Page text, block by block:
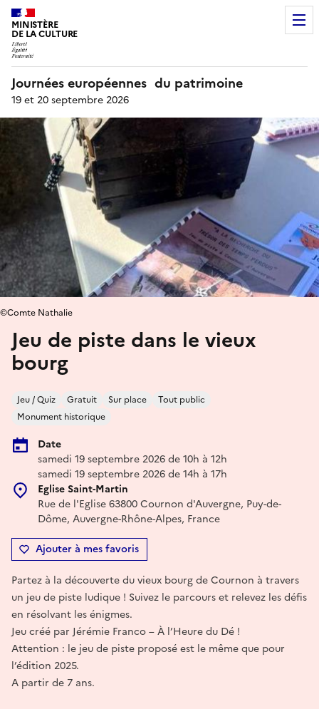
MINISTÈRE
DE LA CULTURE
Journées européennes du patrimoine
19 et 20 septembre 2026
Jeu de piste dans le vieux
bourg
Jeu / Quiz Gratuit Sur place
Tout public
Monument historique
Date
samedi 19 septembre 2026 de 10h à 12h
samedi 19 septembre 2026 de 14h à 17h
Eglise Saint-Martin
Rue de l'Eglise 63800 Cournon d'Auvergne, Puy-de-
Dôme, Auvergne-Rhône-Alpes, France
Ajouter à mes favoris
©Comte Nathalie
Partez à la découverte du vieux bourg de Cournon à travers
un jeu de piste ludique ! Suivez le parcours et relevez les défis
en résolvant les énigmes.
Jeu créé par Jérémie Franco – À l’Heure du Dé !
Attention : le jeu de piste proposé est le même que pour
l’édition 2025.
A partir de 7 ans.